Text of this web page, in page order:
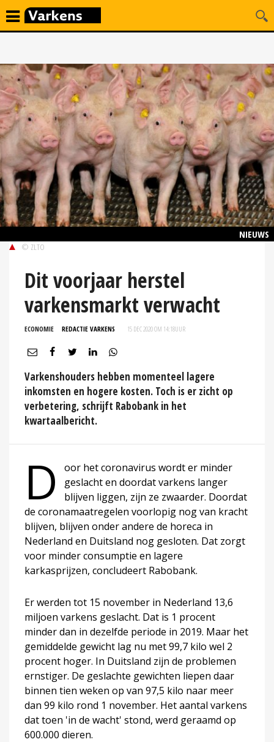
NIEUWS
© ZLTO
Dit voorjaar herstel
varkensmarkt verwacht
ECONOMIE REDACTIE VARKENS 15 DEC 2020 OM 14:18UUR
Varkenshouders hebben momenteel lagere
inkomsten en hogere kosten. Toch is er zicht op
verbetering, schrijft Rabobank in het
kwartaalbericht.
D
oor het coronavirus wordt er minder
geslacht en doordat varkens langer
blijven liggen, zijn ze zwaarder. Doordat
de coronamaatregelen voorlopig nog van kracht
blijven, blijven onder andere de horeca in
Nederland en Duitsland nog gesloten. Dat zorgt
voor minder consumptie en lagere
karkasprijzen, concludeert Rabobank.
Er werden tot 15 november in Nederland 13,6
miljoen varkens geslacht. Dat is 1 procent
minder dan in dezelfde periode in 2019. Maar het
gemiddelde gewicht lag nu met 99,7 kilo wel 2
procent hoger. In Duitsland zijn de problemen
ernstiger. De geslachte gewichten liepen daar
binnen tien weken op van 97,5 kilo naar meer
dan 99 kilo rond 1 november. Het aantal varkens
dat toen 'in de wacht' stond, werd geraamd op
600.000 dieren.